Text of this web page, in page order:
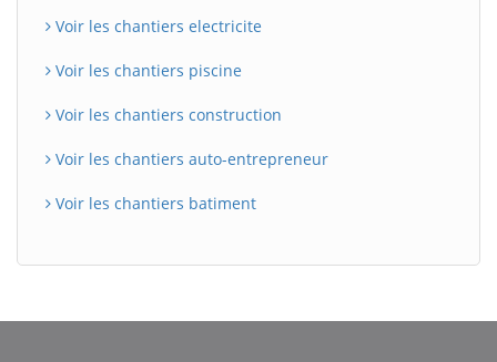
Voir les chantiers electricite
Voir les chantiers piscine
Voir les chantiers construction
Voir les chantiers auto-entrepreneur
Voir les chantiers batiment